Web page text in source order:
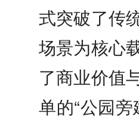
式突破了传
场景为核心
了商业价值
单的“公园